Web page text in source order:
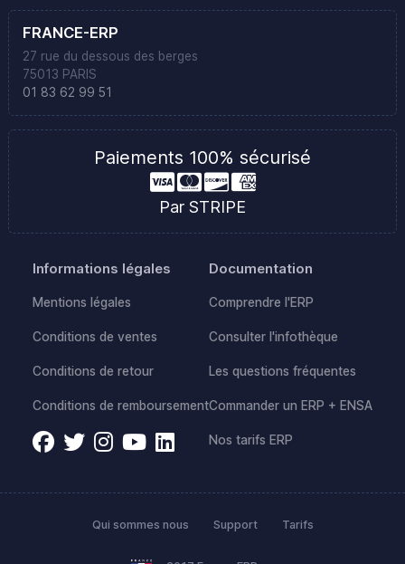
FRANCE-ERP
27 rue du dessous des berges
75013 PARIS
01 83 62 99 51
Paiements 100% sécurisé
Par STRIPE
Informations légales
Mentions légales
Conditions de ventes
Conditions de retour
Conditions de remboursement
Documentation
Comprendre l'ERP
Consulter l'infothèque
Les questions fréquentes
Commander un ERP + ENSA
Nos tarifs ERP
Qui sommes nous Support Tarifs